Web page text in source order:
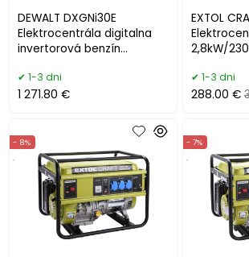
DEWALT DXGNi30E
Elektrocentrála digitalna
invertorová benzín
1-3 dni
1 271.80 €
EXTOL
2,8kW/
1-3 dni
288.00 €
- 8%
.
- 7%
.